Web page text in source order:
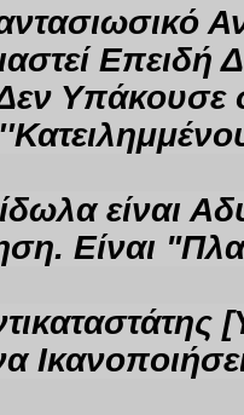
Επειδή
Υπάκουσε
είναι
Είναι